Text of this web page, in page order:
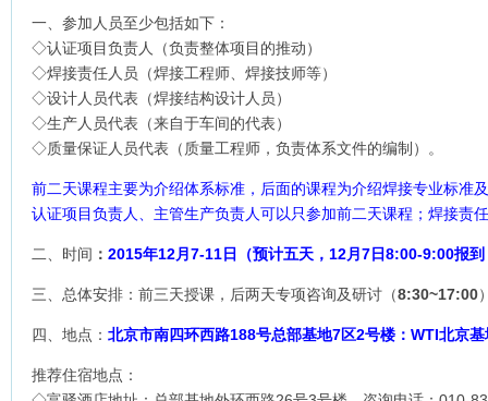
一、参加人员至少包括如下：
◇认证项目负责人（负责整体项目的推动）
◇焊接责任人员（焊接工程师、焊接技师等）
◇设计人员代表（焊接结构设计人员）
◇生产人员代表（来自于车间的代表）
◇质量保证人员代表（质量工程师，负责体系文件的编制）。
前二天课程主要为介绍体系标准，后面的课程为介绍焊接专业标准
认证项目负责人、主管生产负责人可以只参加前二天课程；焊接责
二、时间 ： 2015年12月7-11日（预计五天，12月7日8:00-9:00报
三、总体安排：前三天授课，后两天专项咨询及研讨（8:30~17:00
四、地点： 北京市南四环西路188号总部基地7区2号楼：WTI北京基
推荐住宿地点：